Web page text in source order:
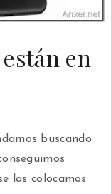
en
buscando
las colocamos